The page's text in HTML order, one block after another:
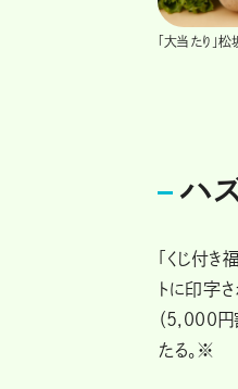
「大当たり」
ハ
「くじ付
トに印字
（5,000円
たる。※